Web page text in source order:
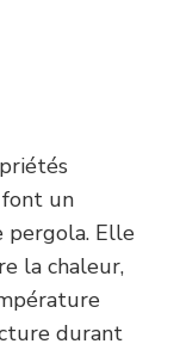
un
pergola. Elle
la chaleur,
durant